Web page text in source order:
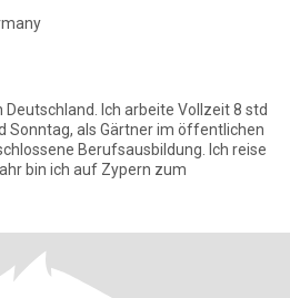
Deutschland. Ich arbeite Vollzeit 8 std
Sonntag, als Gärtner im öffentlichen
Berufsausbildung. Ich reise
bin ich auf Zypern zum